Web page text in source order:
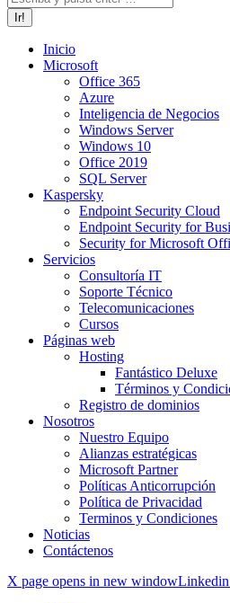
Inicio
Microsoft
Office 365
Azure
Inteligencia de Negocios
Windows Server
Windows 10
Office 2019
SQL Server
Kaspersky
Endpoint Security Cloud
Endpoint Security for
Security for Microsoft
Servicios
Consultoría IT
Soporte Técnico
Telecomunicaciones
Cursos
Páginas web
Hosting
Fantástico Deluxe
Términos y
Registro de dominios
Nosotros
Nuestro Equipo
Alianzas estratégicas
Microsoft Partner
Políticas Anticorrupción
Política de Privacidad
Terminos y Condiciones
Noticias
Contáctenos
X page opens in new window